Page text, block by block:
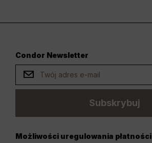
Condor Newsletter
Subskrybuj
Możliwości uregulowania płatności